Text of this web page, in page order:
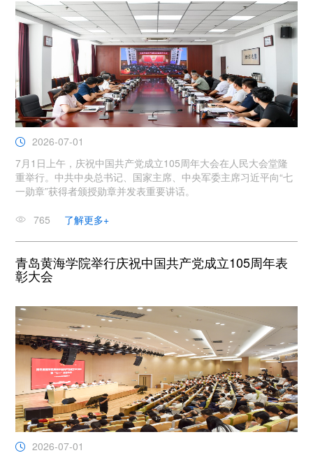
2026-07-01
7月1日上午，庆祝中国共产党成立105周年大会在人民大会堂隆
重举行。中共中央总书记、国家主席、中央军委主席习近平向“七
一勋章”获得者颁授勋章并发表重要讲话。
765 了解更多+
青岛黄海学院举行庆祝中国共产党成立105周年表
彰大会
2026-07-01